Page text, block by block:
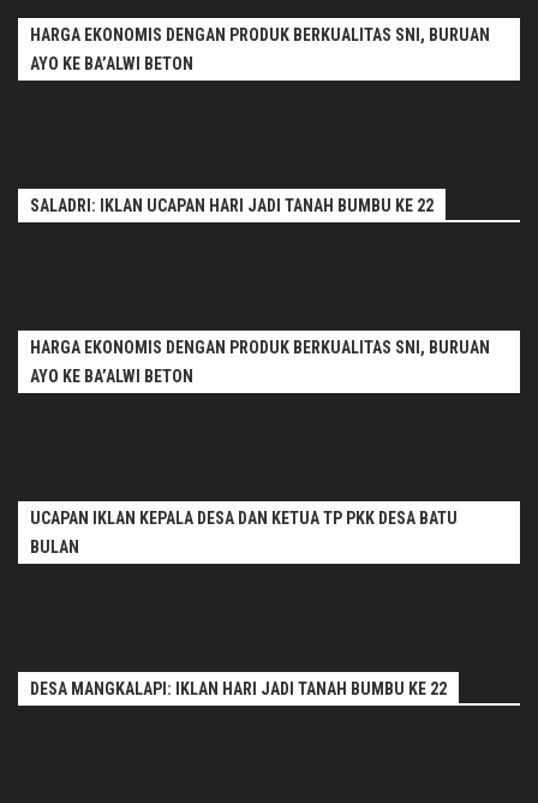
HARGA EKONOMIS DENGAN PRODUK BERKUALITAS SNI, BURUAN
AYO KE BA’ALWI BETON
SALADRI: IKLAN UCAPAN HARI JADI TANAH BUMBU KE 22
HARGA EKONOMIS DENGAN PRODUK BERKUALITAS SNI, BURUAN
AYO KE BA’ALWI BETON
UCAPAN IKLAN KEPALA DESA DAN KETUA TP PKK DESA BATU
BULAN
DESA MANGKALAPI: IKLAN HARI JADI TANAH BUMBU KE 22